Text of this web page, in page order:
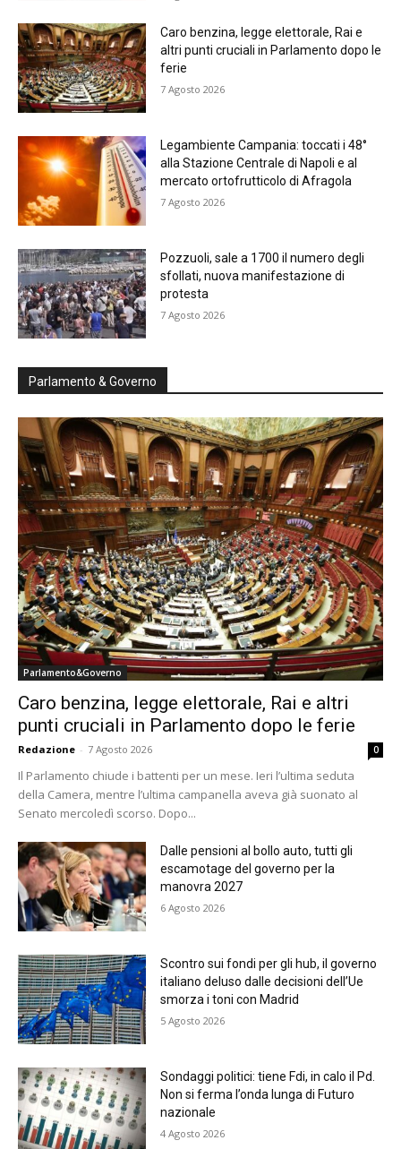
Caro benzina, legge elettorale, Rai e
altri punti cruciali in Parlamento dopo le
ferie
7 Agosto 2026
Legambiente Campania: toccati i 48°
alla Stazione Centrale di Napoli e al
mercato ortofrutticolo di Afragola
7 Agosto 2026
Pozzuoli, sale a 1700 il numero degli
sfollati, nuova manifestazione di
protesta
7 Agosto 2026
Parlamento & Governo
Parlamento&Governo
Caro benzina, legge elettorale, Rai e altri
punti cruciali in Parlamento dopo le ferie
Redazione - 7 Agosto 2026 0
Il Parlamento chiude i battenti per un mese. Ieri l’ultima seduta
della Camera, mentre l’ultima campanella aveva già suonato al
Senato mercoledì scorso. Dopo...
Dalle pensioni al bollo auto, tutti gli
escamotage del governo per la
manovra 2027
6 Agosto 2026
Scontro sui fondi per gli hub, il governo
italiano deluso dalle decisioni dell’Ue
smorza i toni con Madrid
5 Agosto 2026
Sondaggi politici: tiene Fdi, in calo il Pd.
Non si ferma l’onda lunga di Futuro
nazionale
4 Agosto 2026